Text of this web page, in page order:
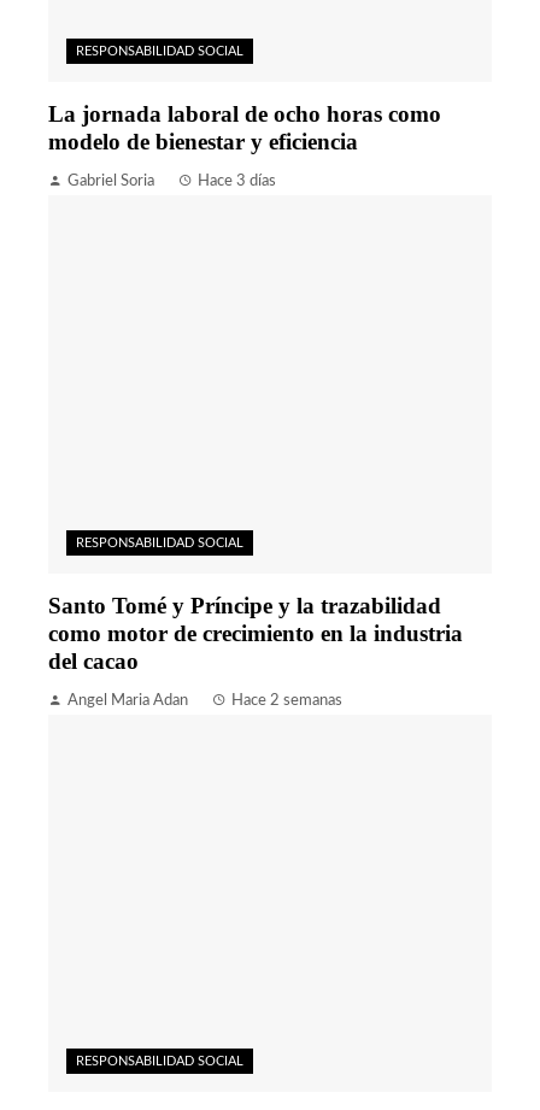
RESPONSABILIDAD SOCIAL
La jornada laboral de ocho horas como
modelo de bienestar y eficiencia
Gabriel Soria Hace 3 días
RESPONSABILIDAD SOCIAL
Santo Tomé y Príncipe y la trazabilidad
como motor de crecimiento en la industria
del cacao
Angel Maria Adan Hace 2 semanas
RESPONSABILIDAD SOCIAL